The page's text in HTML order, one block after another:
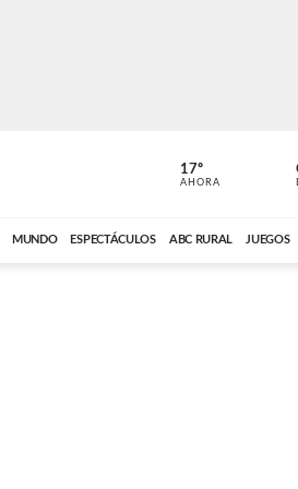
ABC CARDINAL
17º
AHORA
MUNDO ESPECTÁCULOS ABC RURAL JUEGOS